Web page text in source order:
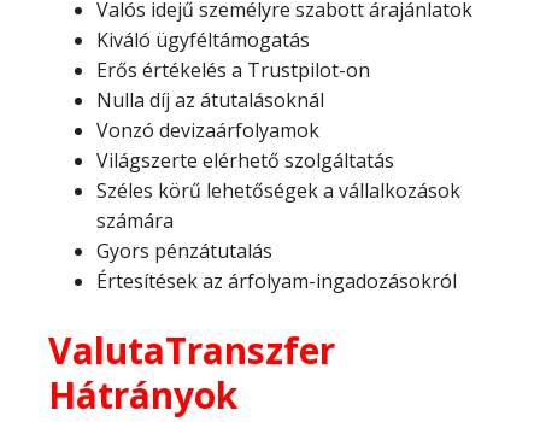
Valós idejű személyre szabott árajánlatok
Kiváló ügyféltámogatás
Erős értékelés a Trustpilot-on
Nulla díj az átutalásoknál
Vonzó devizaárfolyamok
Világszerte elérhető szolgáltatás
Széles körű lehetőségek a vállalkozások
számára
Gyors pénzátutalás
Értesítések az árfolyam-ingadozásokról
ValutaTranszfer
Hátrányok